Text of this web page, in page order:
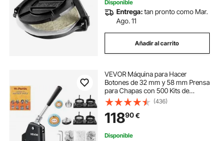
Disponible
Entrega:tan pronto como Mar.
Ago. 11
Añadir al carrito
VEVOR Máquina para Hacer
Botones de 32 mm y 58 mm Prensa
para Chapas con 500 Kits de
Botones con Libro Mágico y
Cortador de Círculos Máquina para
Hacer Chapas de Aluminio y ABS
Kit de Personalización
(436)
11890€
Disponible